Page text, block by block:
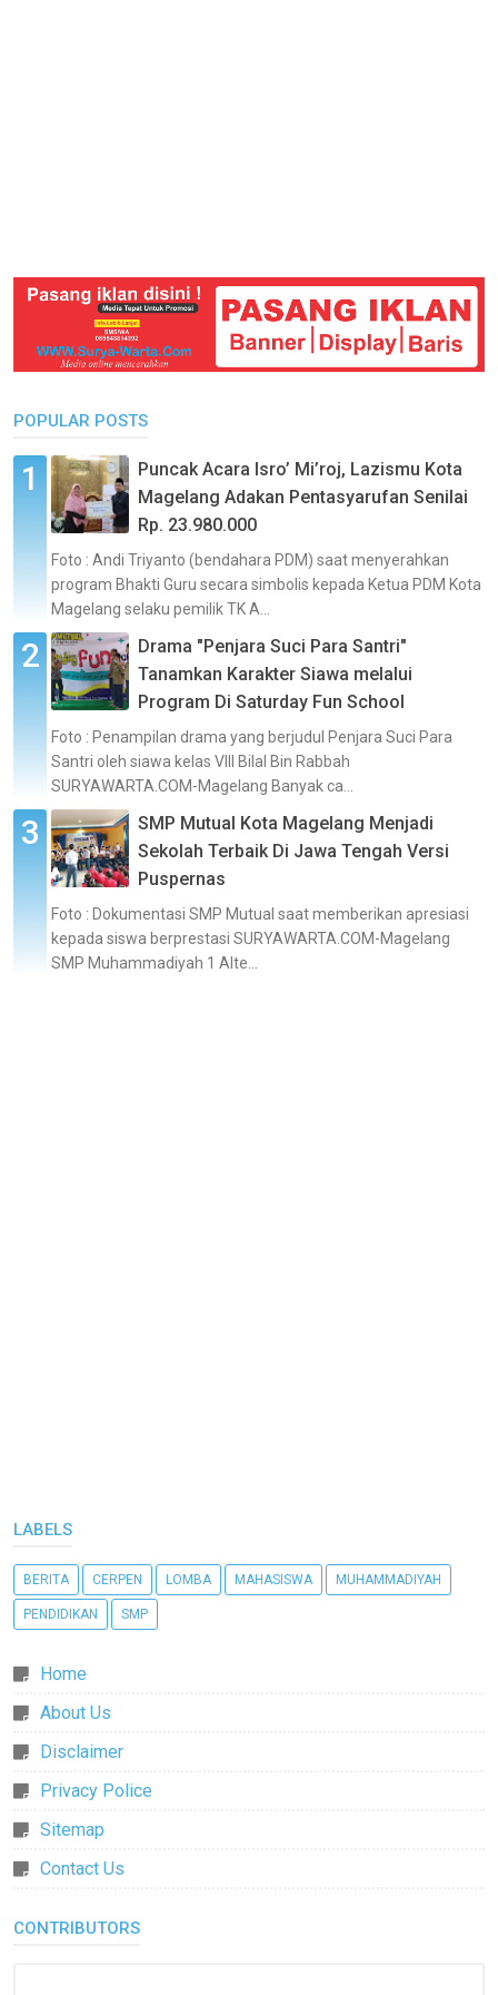
POPULAR POSTS
Puncak Acara Isro’ Mi’roj, Lazismu Kota
Magelang Adakan Pentasyarufan Senilai
Rp. 23.980.000
Foto : Andi Triyanto (bendahara PDM) saat menyerahkan
program Bhakti Guru secara simbolis kepada Ketua PDM Kota
Magelang selaku pemilik TK A...
Drama "Penjara Suci Para Santri"
Tanamkan Karakter Siawa melalui
Program Di Saturday Fun School
Foto : Penampilan drama yang berjudul Penjara Suci Para
Santri oleh siawa kelas VIII Bilal Bin Rabbah
SURYAWARTA.COM-Magelang Banyak ca...
SMP Mutual Kota Magelang Menjadi
Sekolah Terbaik Di Jawa Tengah Versi
Puspernas
Foto : Dokumentasi SMP Mutual saat memberikan apresiasi
kepada siswa berprestasi SURYAWARTA.COM-Magelang
SMP Muhammadiyah 1 Alte...
LABELS
BERITA CERPEN LOMBA MAHASISWA MUHAMMADIYAH
PENDIDIKAN SMP
Home
About Us
Disclaimer
Privacy Police
Sitemap
Contact Us
CONTRIBUTORS